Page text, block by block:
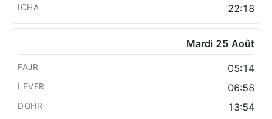
22:18
Mardi 25 Août
05:14
06:58
13:54